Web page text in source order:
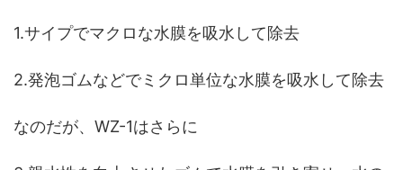
1.サイプでマクロな水膜を吸水して除去
2.発泡ゴムなどでミクロ単位な水膜を吸水して除去
なのだが、WZ-1はさらに